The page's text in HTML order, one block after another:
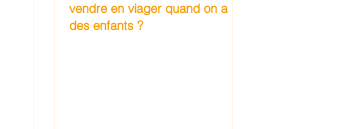
vendre en viager quand on a
des enfants ?